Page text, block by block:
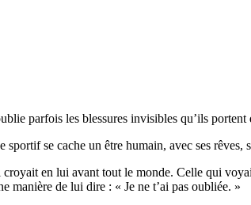
parfois les blessures invisibles qu’ils
se cache un être humain, avec ses rêves,
en lui avant tout le monde. Celle qui
manière de lui dire : « Je ne t’ai pas oubliée. »